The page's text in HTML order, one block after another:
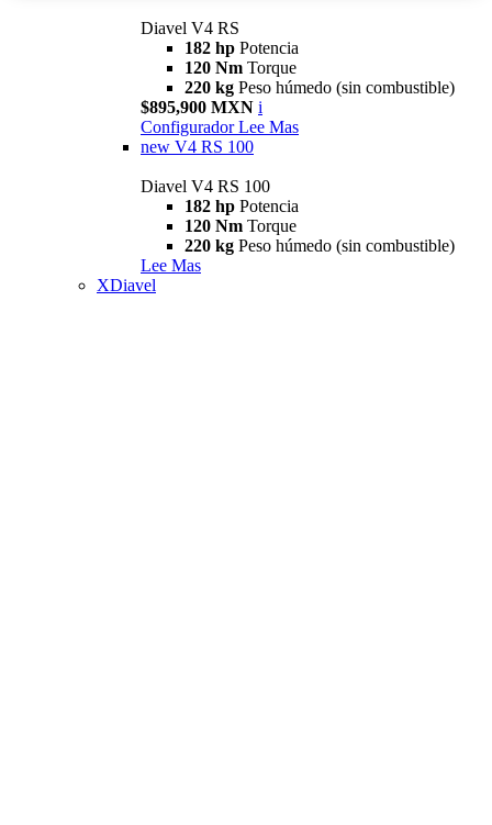
Diavel V4 RS
182 hp Potencia
120 Nm Torque
220 kg Peso húmedo (sin combustible)
$895,900 MXN i
Configurador Lee Mas
new V4 RS 100
Diavel V4 RS 100
182 hp Potencia
120 Nm Torque
220 kg Peso húmedo (sin combustible)
Lee Mas
XDiavel